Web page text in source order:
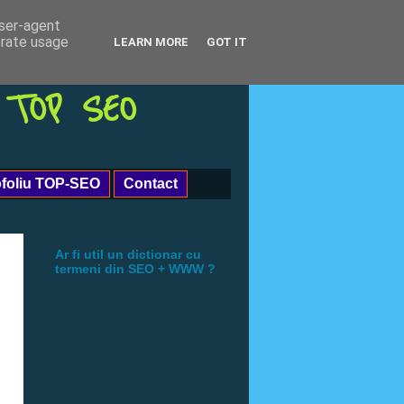
SEO
TOP-SEO Contact
Ar fi util un dictionar cu
termeni din SEO + WWW ?
agent
usage
LEARN MORE GOT IT